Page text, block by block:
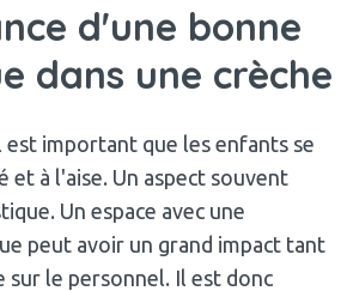
d'une bonne
dans une crèche
est important que les enfants se
et à l'aise. Un aspect souvent
Un espace avec une
peut avoir un grand impact tant
sur le personnel. Il est donc